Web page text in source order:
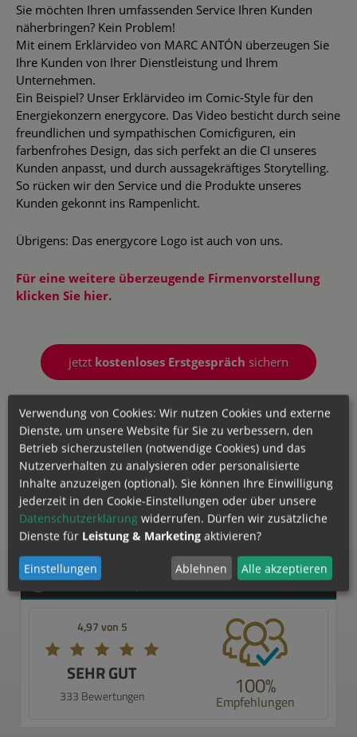
Sie möchten Ihren umfassenden Service Ihren Kunden
näherbringen? Kein Problem!
Mit einem Erklärvideo von MARC ANTÓN überzeugen Sie
Ihre Kunden von Ihrer Dienstleistung und Ihrem
Unternehmen.
Ein Beispiel? Unser Erklärvideo im Comic-Style für den
Energiekonzern energycore. Das Video besticht durch seine
freundlichen und sympathischen Comicfiguren, ein
farbenfrohes Design, das sich perfekt an die CI unseres
Kunden anpasst, und durch aussagekräftiges Storytelling.
So rücken wir den Service und die Produkte unseres
Kunden gekonnt ins Rampenlicht.
Übrigens: Das energycore Logo ist auch von uns.
Für eine weitere überzeugende Firmenvorstellung
klicken Sie hier.
jetzt kostenloses Erstgespräch sichern
Kunde
energycore
Branche
Energiebranche
Mehr Infos
4,97 von 5
SEHR GUT
333 Bewertungen 100%
Empfehlungen
Verwendung von Cookies: Wir nutzen Cookies und externe
Dienste, um unsere Website für Sie zu verbessern, den
Betrieb sicherzustellen (notwendige Cookies) und das
Nutzerverhalten zu analysieren oder personalisierte
Inhalte anzuzeigen (optional). Sie können Ihre Einwilligung
jederzeit in den Cookie-Einstellungen oder über unsere
Datenschutzerklärung widerrufen. Dürfen wir zusätzliche
Dienste für Leistung & Marketing aktivieren?
Einstellungen Ablehnen Alle akzeptieren